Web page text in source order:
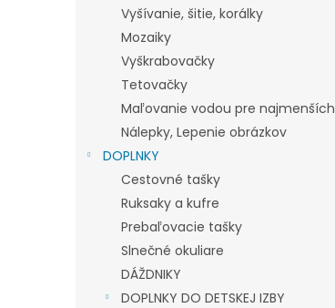
Vyšívanie, šitie, korálky
Mozaiky
Vyškrabovačky
Tetovačky
Maľovanie vodou pre najmenších
Nálepky, Lepenie obrázkov
DOPLNKY
Cestovné tašky
Ruksaky a kufre
Prebaľovacie tašky
Slnečné okuliare
DÁŽDNIKY
DOPLNKY DO DETSKEJ IZBY